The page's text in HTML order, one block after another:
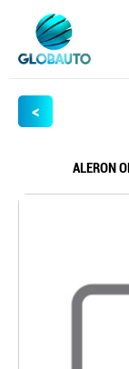
<
ALERON